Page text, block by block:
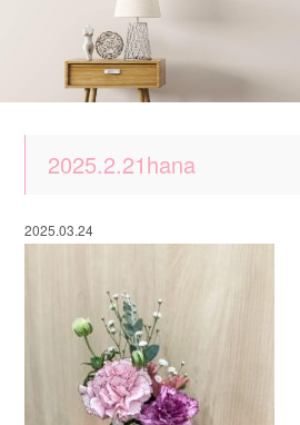
2025.2.21hana
2025.03.24